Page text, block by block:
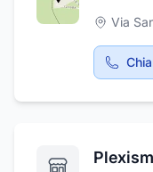
di
unite
dei
Via